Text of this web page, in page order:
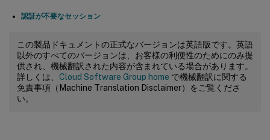
認証が不要なセッション
この製品ドキュメントの正式なバージョンは英語版です。英語
以外のすべてのバージョンは、お客様の利便性のためにのみ提
供され、機械翻訳された内容が含まれている場合があります。
詳しくは、 Cloud Software Group home で機械翻訳に関する
免責事項（Machine Translation Disclaimer）をご覧くださ
い。